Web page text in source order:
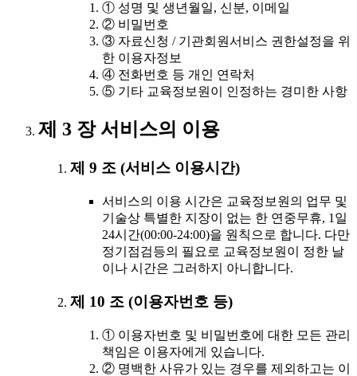
① 성명 및 생년월일, 신분, 이메일
② 비밀번호
③ 자료신청 / 기관회원서비스 권한설정을 위
한 이용자정보
④ 전화번호 등 개인 연락처
⑤ 기타 교육정보원이 인정하는 경미한 사항
제 3 장 서비스의 이용
제 9 조 (서비스 이용시간)
서비스의 이용 시간은 교육정보원의 업무 및
기술상 특별한 지장이 없는 한 연중무휴, 1일
24시간(00:00-24:00)을 원칙으로 합니다. 다만
정기점검등의 필요로 교육정보원이 정한 날
이나 시간은 그러하지 아니합니다.
제 10 조 (이용자번호 등)
① 이용자번호 및 비밀번호에 대한 모든 관리
책임은 이용자에게 있습니다.
② 명백한 사유가 있는 경우를 제외하고는 이